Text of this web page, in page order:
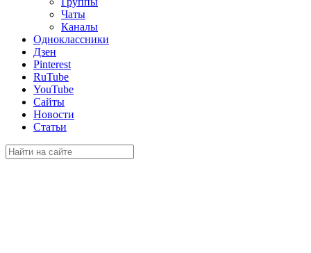
Чаты
Каналы
Одноклассники
Дзен
Pinterest
RuTube
YouTube
Сайты
Новости
Статьи